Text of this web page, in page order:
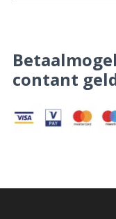
contant